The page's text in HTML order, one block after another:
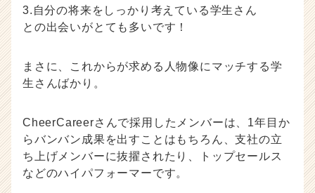
3.自分の将来をしっかり考えている学生さん
との出会いがとても多いです！
まさに、これからが求める人物像にマッチする学
生さんばかり。
CheerCareerさんで採用したメンバーは、1年目か
らバンバン成果を出すことはもちろん、支社の立
ち上げメンバーに抜擢されたり、トップセールス
などのハイパフォーマーです。